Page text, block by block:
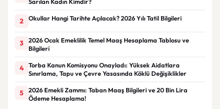
2 Okullar Hangi Tarihte Açılacak? 2026 Yılı Tatil Bilgileri
3
2026 Ocak Emeklilik Temel Maaş Hesaplama Tablosu ve
Bilgileri
4
Torba Kanun Komisyonu Onayladı: Yüksek Aidatlara
Sınırlama, Tapu ve Çevre Yasasında Köklü Değişiklikler
5
2026 Emekli Zammı: Taban Maaş Bilgileri ve 20 Bin Lira
Ödeme Hesaplama!